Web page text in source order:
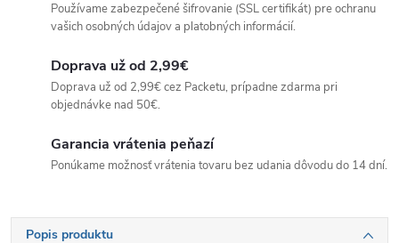
Používame zabezpečené šifrovanie (SSL certifikát) pre ochranu
vašich osobných údajov a platobných informácií.
Doprava už od 2,99€
Doprava už od 2,99€ cez Packetu, prípadne zdarma pri
objednávke nad 50€.
Garancia vrátenia peňazí
Ponúkame možnosť vrátenia tovaru bez udania dôvodu do 14 dní.
Popis produktu